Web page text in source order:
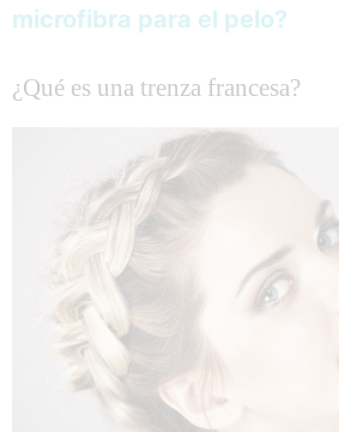
microfibra para el pelo?
¿Qué es una trenza francesa?